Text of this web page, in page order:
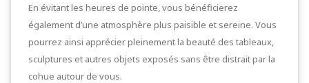
En évitant les heures de pointe, vous bénéficierez
également d’une atmosphère plus paisible et sereine. Vous
pourrez ainsi apprécier pleinement la beauté des tableaux,
sculptures et autres objets exposés sans être distrait par la
cohue autour de vous.